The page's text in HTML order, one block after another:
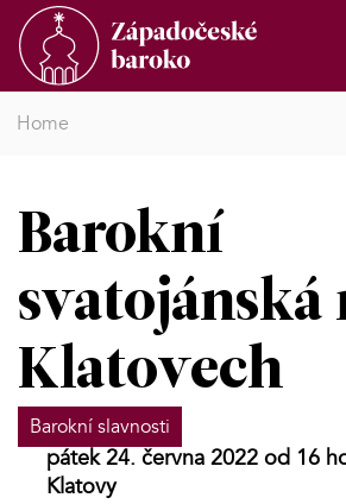
Home
Barokní
svatojánská
Klatovech
Barokní slavnosti
pátek 24. června 2022 od 16
Klatovy